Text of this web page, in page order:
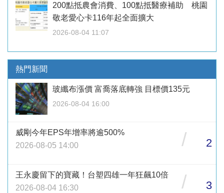
200點抵農會消費、100點抵醫療補助 桃園
敬老愛心卡116年起全面擴大
2026-08-04 11:07
熱門新聞
玻纖布漲價 富喬落底轉強 目標價135元
2026-08-04 16:00
威剛今年EPS年增率將逾500%
2026-08-05 14:00
/ 2
王永慶留下的寶藏！台塑四雄一年狂飆10倍
2026-08-04 16:30
/ 3